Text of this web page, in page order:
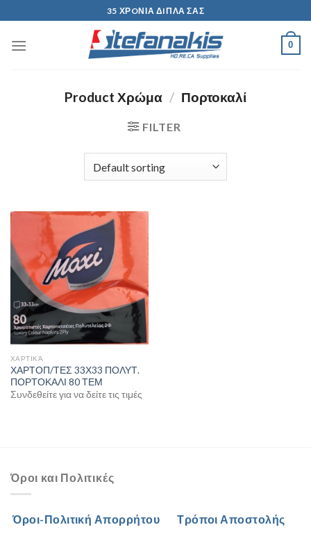
to
content
35 ΧΡOΝΙΑ ΔIΠΛΑ ΣΑΣ
0
Product Χρώμα / Πορτοκαλί
FILTER
ΧΑΡΤΙΚΆ
ΧΑΡΤΟΠ/ΤΕΣ 33Χ33 ΠΟΛΥΤ.
ΠΟΡΤΟΚΑΛΙ 80 ΤΕΜ
Συνδεθείτε για να δείτε τις τιμές
Όροι και Πολιτικές
Όροι-Πολιτική Απορρήτου Τρόποι Αποστολής